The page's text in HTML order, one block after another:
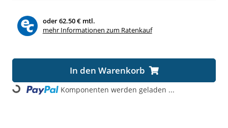
oder62.50 € mtl.
mehr Informationen zum Ratenkauf
In den Warenkorb
Loading... Komponenten werden geladen ...